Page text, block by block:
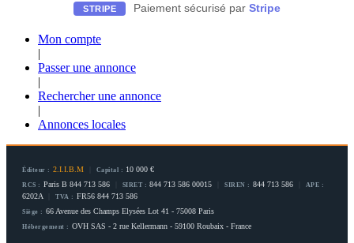
STRIPE Paiement sécurisé par Stripe
Mon compte
|
Passer une annonce
|
Rechercher une annonce
|
Annonces locales
Éditeur : 2.I.I.B.M Capital : 10 000 €
RCS : Paris B 844 713 586 SIRET : 844 713 586 00015 SIREN : 844 713 586 APE :
6202A TVA : FR56 844 713 586
Siège : 66 Avenue des Champs Elysées Lot 41 - 75008 Paris
Hébergement : OVH SAS - 2 rue Kellermann - 59100 Roubaix - France